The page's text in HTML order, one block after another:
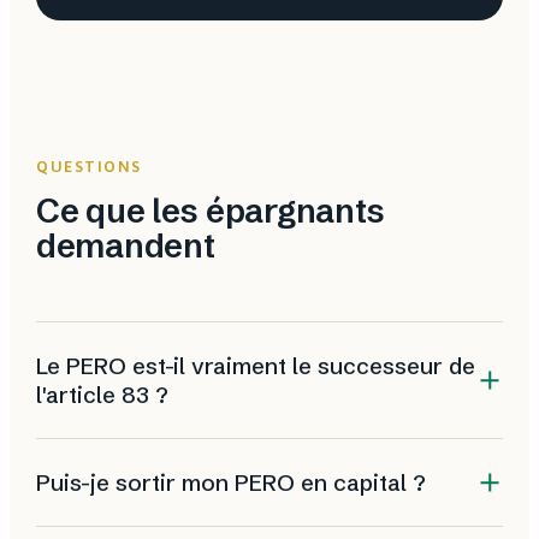
QUESTIONS
Ce que les épargnants
demandent
Le PERO est-il vraiment le successeur de
l'article 83 ?
Oui. Le PER obligatoire remplace le contrat article 83,
désormais fermé à la souscription. Il reprend la
logique de retraite supplémentaire d'entreprise à
Puis-je sortir mon PERO en capital ?